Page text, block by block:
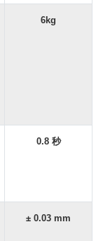
6kg
0.8 秒
± 0.03 mm